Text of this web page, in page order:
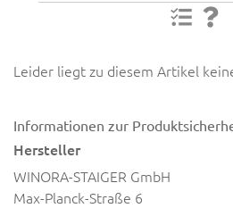
Leider liegt zu diesem Artikel
Informationen zur
Hersteller
WINORA-STAIGER GmbH
Max-Planck-Straße 6